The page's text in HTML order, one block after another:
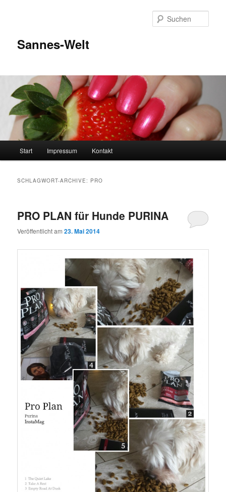
Sannes-Welt
Start Impressum Kontakt
SCHLAGWORT-ARCHIVE: PRO
PRO PLAN für Hunde PURINA
Veröffentlicht am23. Mai 2014